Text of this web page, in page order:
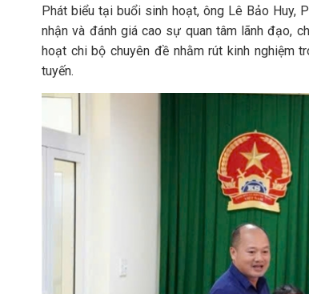
Phát biểu tại buổi sinh hoạt, ông Lê Bảo Huy,
nhận và đánh giá cao sự quan tâm lãnh đạo,
hoạt chi bộ chuyên đề nhằm rút kinh nghiệm
tuyến.